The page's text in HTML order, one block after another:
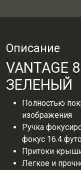
Описание
VANTAGE
ЗЕЛЕНЫЙ
Полностью
изображения
Ручка
фокус 16.4
Притоки
Легкое и